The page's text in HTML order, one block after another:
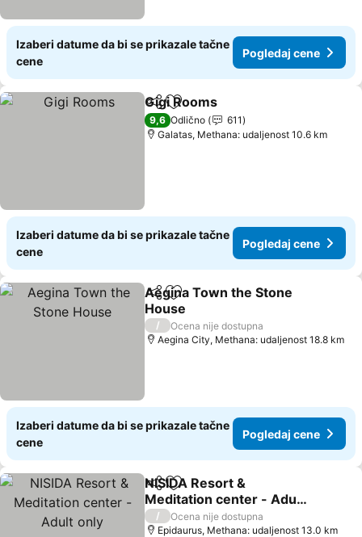
Izaberi datume da bi se prikazale tačne
cene
Pogledaj cene
Deli Dodati u favorite
Gigi Rooms
9,6 Odlično
611
Galatas, Methana: udaljenost 10.6 km
Izaberi datume da bi se prikazale tačne
cene
Pogledaj cene
Deli Dodati u favorite
Aegina Town the Stone
House
/
Ocena nije dostupna
Aegina City, Methana: udaljenost 18.8 km
Izaberi datume da bi se prikazale tačne
cene
Pogledaj cene
Deli Dodati u favorite
NISIDA Resort &
Meditation center - Adult
only
/
Ocena nije dostupna
Epidaurus, Methana: udaljenost 13.0 km